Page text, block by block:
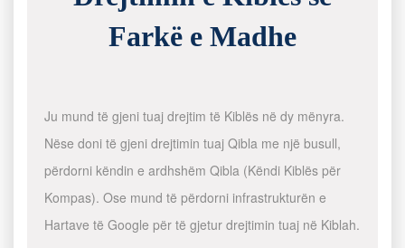
Farkë e Madhe
Ju mund të gjeni tuaj drejtim të Kiblës në dy mënyra.
Nëse doni të gjeni drejtimin tuaj Qibla me një busull,
përdorni këndin e ardhshëm Qibla (Këndi Kiblës për
Kompas). Ose mund të përdorni infrastrukturën e
Hartave të Google për të gjetur drejtimin tuaj në Kiblah.